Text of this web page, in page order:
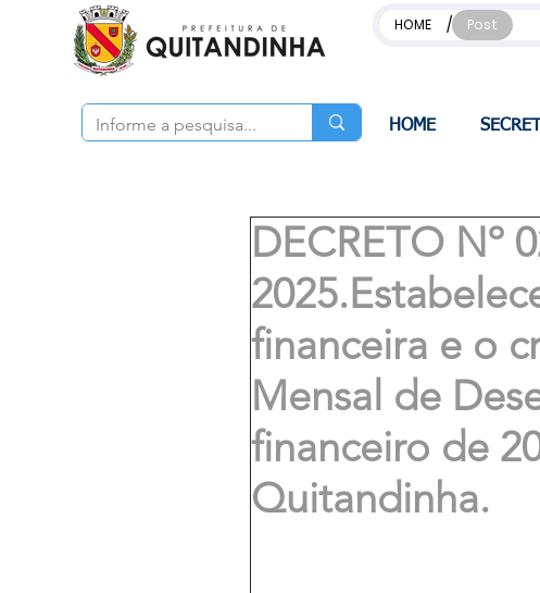
HOME / Post
HOME
DECRETO Nº
financeira e o
Mensal de
financeiro de
Quitandinha.